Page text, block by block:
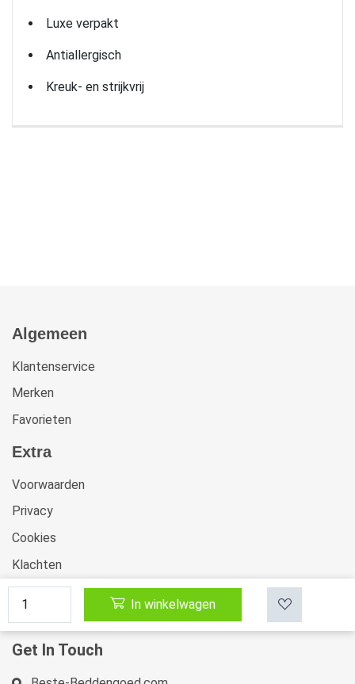
In winkelwagen
Luxe verpakt
Antiallergisch
Kreuk- en strijkvrij
Algemeen
Klantenservice
Merken
Favorieten
Extra
Voorwaarden
Privacy
Cookies
Klachten
Retourneren & Ruilen
Get In Touch